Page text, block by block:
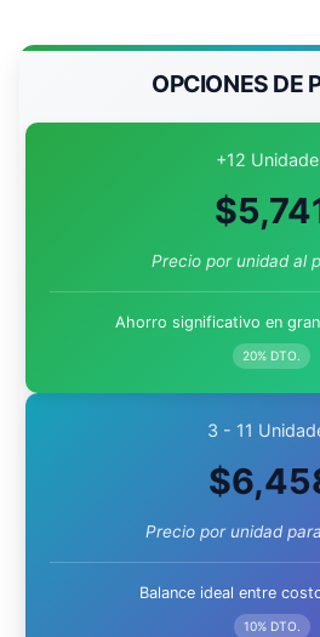
OPCIONES DE
+12
$
Precio por unidad al
Ahorro significativo en
20% DTO.
3 - 11
$
Precio por unidad
Balance ideal entre
10% DTO.